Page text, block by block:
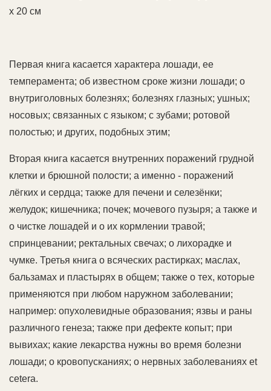
х 20 см
Первая книга касается характера лошади, ее
темперамента; об известном сроке жизни лошади; о
внутриголовных болезнях; болезнях глазных; ушных;
носовых; связанных с языком; с зубами; ротовой
полостью; и других, подобных этим;
Вторая книга касается внутренних поражений грудной
клетки и брюшной полости; а именно - поражений
лёгких и сердца; также для печени и селезёнки;
желудок; кишечника; почек; мочевого пузыря; а также и
о чистке лошадей и о их кормлении травой;
спринцевании; ректальных свечах; о лихорадке и
чумке. Третья книга о всяческих растирках; маслах,
бальзамах и пластырях в общем; также о тех, которые
применяются при любом наружном заболевании;
например: опухолевидные образования; язвы и раны
различного генеза; также при дефекте копыт; при
вывихах; какие лекарства нужны во время болезни
лошади; о кровопусканиях; о нервных заболеваниях et
cetera.